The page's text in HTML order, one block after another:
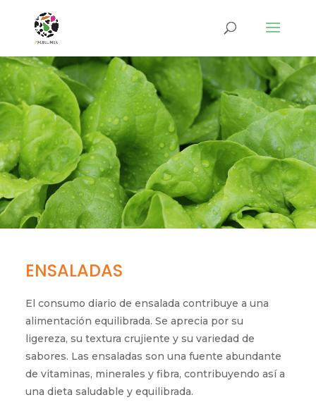
ENSALADAS
El consumo diario de ensalada contribuye a una
alimentación equilibrada. Se aprecia por su
ligereza, su textura crujiente y su variedad de
sabores. Las ensaladas son una fuente abundante
de vitaminas, minerales y fibra, contribuyendo así a
una dieta saludable y equilibrada.